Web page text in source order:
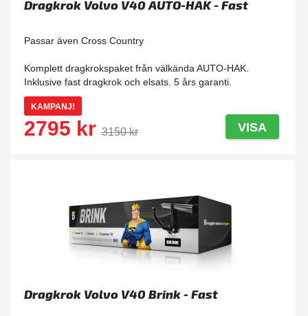
Dragkrok Volvo V40 AUTO-HAK - Fast
Passar även Cross Country
Komplett dragkrokspaket från välkända AUTO-HAK.
Inklusive fast dragkrok och elsats. 5 års garanti.
KAMPANJ!
2795 kr 3150 kr VISA
Dragkrok Volvo V40 Brink - Fast